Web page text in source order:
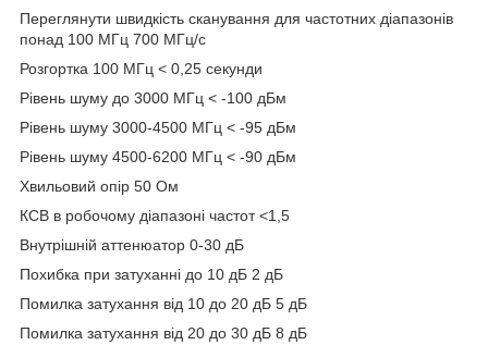
Переглянути швидкість сканування для частотних діапазонів
понад 100 МГц 700 МГц/с
Розгортка 100 МГц < 0,25 секунди
Рівень шуму до 3000 МГц < -100 дБм
Рівень шуму 3000-4500 МГц < -95 дБм
Рівень шуму 4500-6200 МГц < -90 дБм
Хвильовий опір 50 Ом
КСВ в робочому діапазоні частот <1,5
Внутрішній аттенюатор 0-30 дБ
Похибка при затуханні до 10 дБ 2 дБ
Помилка затухання від 10 до 20 дБ 5 дБ
Помилка затухання від 20 до 30 дБ 8 дБ